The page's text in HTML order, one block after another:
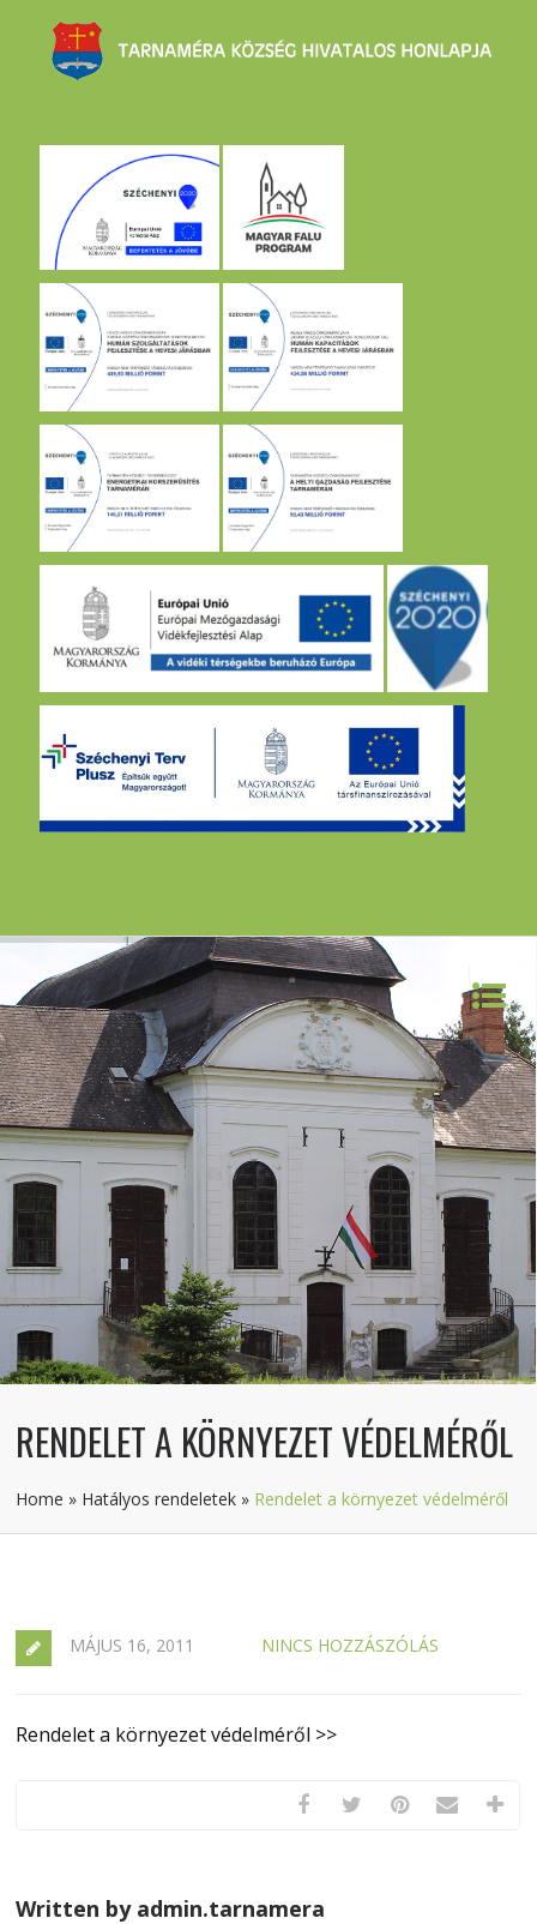
RENDELET A KÖRNYEZET VÉDELMÉRŐL
Home » Hatályos rendeletek » Rendelet a környezet védelméről
MÁJUS 16, 2011 NINCS HOZZÁSZÓLÁS
Rendelet a környezet védelméről >>
Written by admin.tarnamera